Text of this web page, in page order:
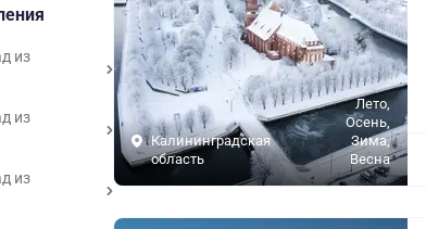
из
из
из
Калининградская
область
Лето,
Осень,
Зима,
Весна